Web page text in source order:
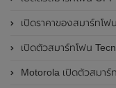
เปิดราคาของสมาร์ทโฟน HMD
เปิดตัวสมาร์ทโฟน Tecno Spark Go 1 อย่างเป็น
Motorola เปิดตัวสมาร์ทโ